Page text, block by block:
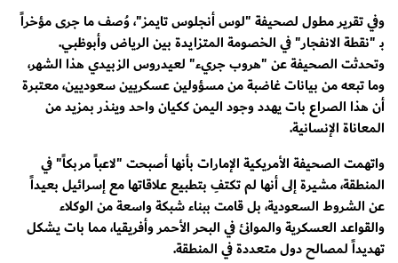
وفي تقرير مطول لصحيفة "لوس أنجلوس تايمز"، وُصف ما جرى مؤخراً
بـ "نقطة الانفجار" في الخصومة المتزايدة بين الرياض وأبوظبي.
وتحدثت الصحيفة عن "هروب جريء" لعيدروس الزبيدي هذا الشهر،
وما تبعه من بيانات غاضبة من مسؤولين عسكريين سعوديين، معتبرة
أن هذا الصراع بات يهدد وجود اليمن ككيان واحد وينذر بمزيد من
المعاناة الإنسانية.
واتهمت الصحيفة الأمريكية الإمارات بأنها أصبحت "لاعباً مربكاً" في
المنطقة، مشيرة إلى أنها لم تكتفِ بتطبيع علاقاتها مع إسرائيل بعيداً
عن الشروط السعودية، بل قامت ببناء شبكة واسعة من الوكلاء
والقواعد العسكرية والموانئ في البحر الأحمر وأفريقيا، مما بات يشكل
تهديداً لمصالح دول متعددة في المنطقة.